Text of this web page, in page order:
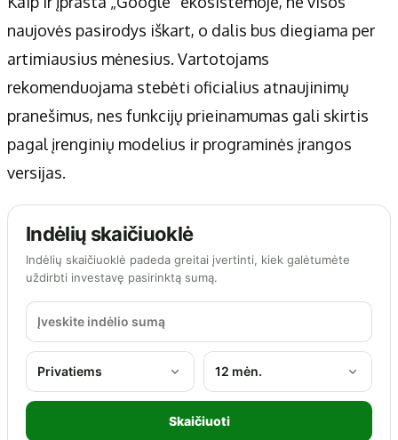
naujovės pasirodys iškart, o dalis bus diegiama per
artimiausius mėnesius. Vartotojams
rekomenduojama stebėti oficialius atnaujinimų
pranešimus, nes funkcijų prieinamumas gali skirtis
pagal įrenginių modelius ir programinės įrangos
versijas.